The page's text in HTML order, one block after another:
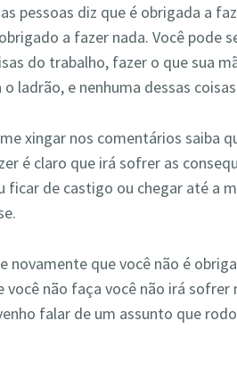
pessoas diz que é obrigada a
a fazer nada. Você pode
do trabalho, fazer o que sua
o ladrão, e nenhuma dessas
xingar nos comentários saiba
é claro que irá sofrer as
ficar de castigo ou chegar até a
novamente que você não é
você não faça você não irá sofrer
falar de um assunto que